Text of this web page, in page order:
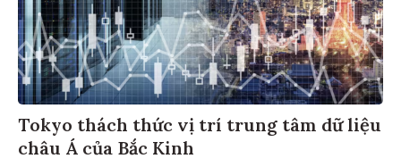
Tokyo thách thức vị trí trung tâm dữ liệu
châu Á của Bắc Kinh